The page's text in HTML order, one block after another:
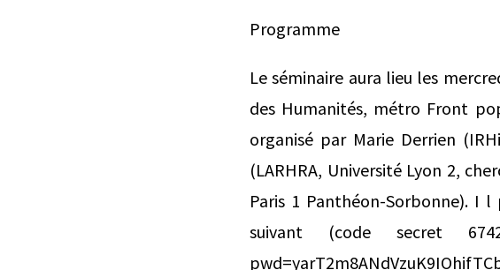
Programme
Le séminaire aura lieu les
des Humanités, métro Front
organisé par Marie Derrien
(LARHRA, Université Lyon 2,
Paris 1 Panthéon-Sorbonne). I
suivant (code secret